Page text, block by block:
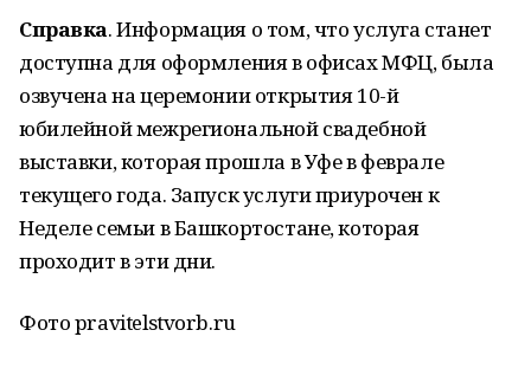
Справка. Информация о том, что услуга станет
доступна для оформления в офисах МФЦ, была
озвучена на церемонии открытия 10-й
юбилейной межрегиональной свадебной
выставки, которая прошла в Уфе в феврале
текущего года. Запуск услуги приурочен к
Неделе семьи в Башкортостане, которая
проходит в эти дни.
Фото pravitelstvorb.ru